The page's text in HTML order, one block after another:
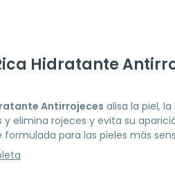
Hidratante
Antirrojeces alisa la piel,
elimina rojeces y evita su
para las pieles más